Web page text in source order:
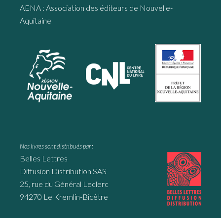
AENA : Association des éditeurs de Nouvelle-
Aquitaine
Nos livres sont distribués par :
Belles Lettres
Diffusion Distribution SAS
25, rue du Général Leclerc
94270 Le Kremlin-Bicêtre